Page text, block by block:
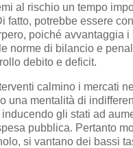
al rischio un tempo
fatto, potrebbe essere
poiché avvantaggia i
norme di bilancio e
debito e deficit.
calmino i mercati
una mentalità di
gli stati ad
pubblica. Pertanto
si vantano dei bassi